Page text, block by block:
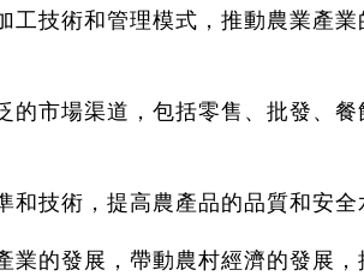
工技術和管理模式，推動農業產
的市場渠道，包括零售、批發、
和技術，提高農產品的品質和安
的發展，帶動農村經濟的發展，